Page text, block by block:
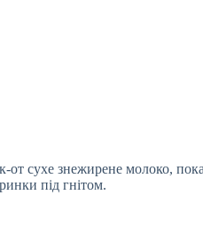
от сухе знежирене молоко,
під гнітом.